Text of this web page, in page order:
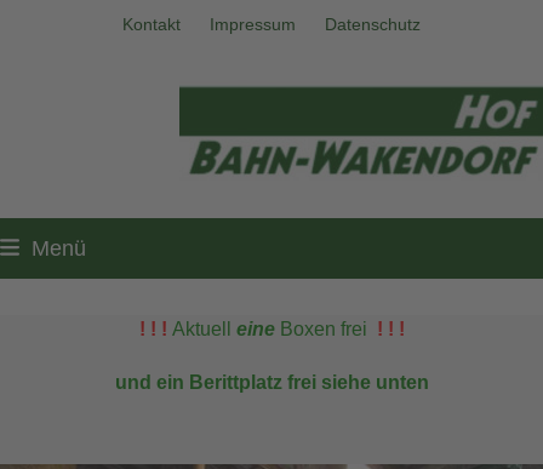
Kontakt Impressum Datenschutz
Menü
! ! ! Aktuell eineBoxen frei ! ! !
und ein Berittplatz frei siehe unten